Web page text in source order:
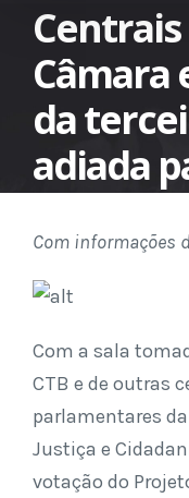
Câmara
da
adiada
Com informações
Com a sala
CTB e de outras
parlamentares
Justiça e
votação do